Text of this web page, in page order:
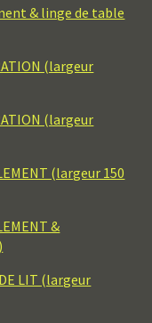
& linge de table
(largeur
(largeur
(largeur 150
&
LIT (largeur